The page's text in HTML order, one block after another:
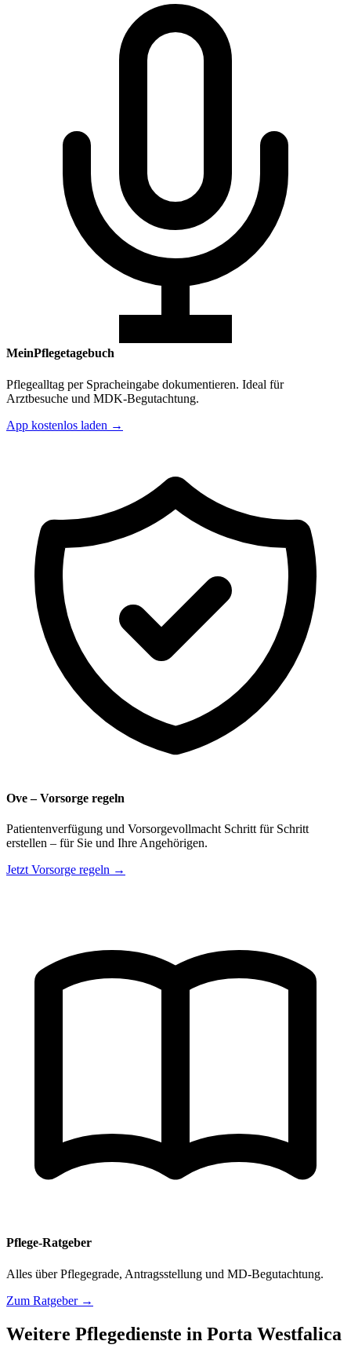
MeinPflegetagebuch
Pflegealltag per Spracheingabe dokumentieren. Ideal für
Arztbesuche und MDK-Begutachtung.
App kostenlos laden →
Ove – Vorsorge regeln
Patientenverfügung und Vorsorgevollmacht Schritt für Schritt
erstellen – für Sie und Ihre Angehörigen.
Jetzt Vorsorge regeln →
Pflege-Ratgeber
Alles über Pflegegrade, Antragsstellung und MD-Begutachtung.
Zum Ratgeber →
Weitere Pflegedienste in Porta Westfalica